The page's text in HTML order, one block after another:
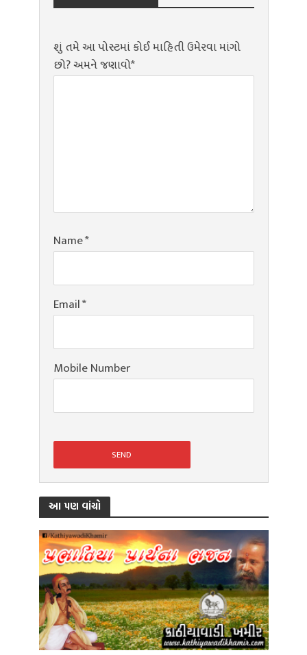
શું તમે આ પોસ્ટમાં કોઈ માહિતી ઉમેરવા માંગો
છો? અમને જણાવો*
Name*
Email*
Mobile Number
આ પણ વાંચો